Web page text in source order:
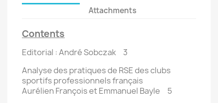
Attachments
Contents
Editorial : André Sobczak 3
Analyse des pratiques de RSE des clubs
sportifs professionnels français
Aurélien François et Emmanuel Bayle 5